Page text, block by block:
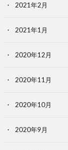
2021年2月
2021年1月
2020年12月
2020年11月
2020年10月
2020年9月